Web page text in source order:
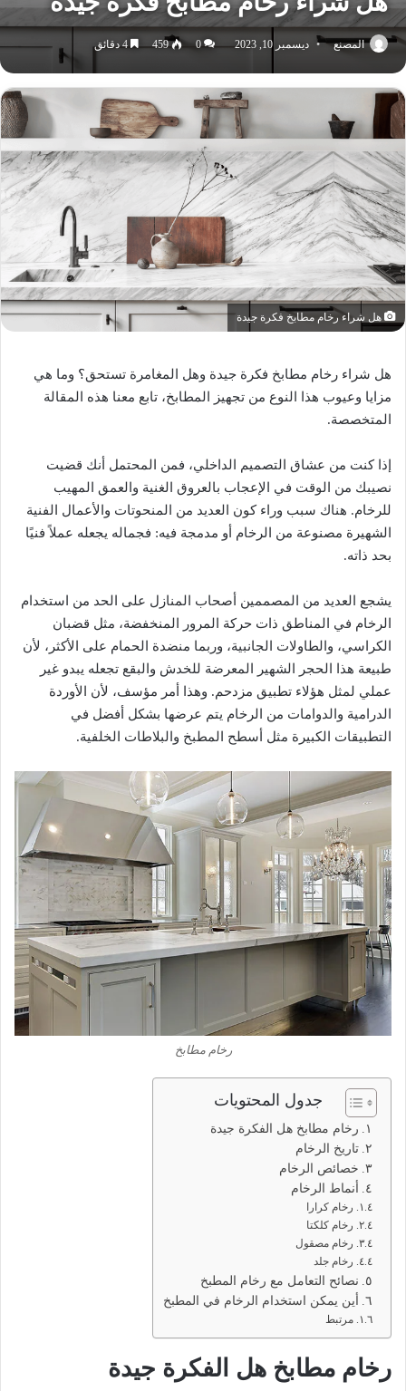
المصنع ديسمبر 10, 2023 0
459 4 دقائق
هل شراء رخام مطابخ فكرة جيدة
هل شراء رخام مطابخ فكرة جيدة وهل المغامرة تستحق؟ وما هي
مزايا وعيوب هذا النوع من تجهيز المطابخ، تابع معنا هذه المقالة
المتخصصة.
إذا كنت من عشاق التصميم الداخلي، فمن المحتمل أنك قضيت
نصيبك من الوقت في الإعجاب بالعروق الغنية والعمق المهيب
للرخام. هناك سبب وراء كون العديد من المنحوتات والأعمال الفنية
الشهيرة مصنوعة من الرخام أو مدمجة فيه: فجماله يجعله عملاً فنيًا
بحد ذاته.
يشجع العديد من المصممين أصحاب المنازل على الحد من استخدام
الرخام في المناطق ذات حركة المرور المنخفضة، مثل قضبان
الكراسي، والطاولات الجانبية، وربما منضدة الحمام على الأكثر، لأن
طبيعة هذا الحجر الشهير المعرضة للخدش والبقع تجعله يبدو غير
عملي لمثل هؤلاء تطبيق مزدحم. وهذا أمر مؤسف، لأن الأوردة
الدرامية والدوامات من الرخام يتم عرضها بشكل أفضل في
التطبيقات الكبيرة مثل أسطح المطبخ والبلاطات الخلفية.
رخام مطابخ
جدول المحتويات
رخام مطابخ هل الفكرة جيدة
تاريخ الرخام
خصائص الرخام
أنماط الرخام
رخام كرارا
رخام كلكتا
رخام مصقول
رخام جلد
نصائح التعامل مع رخام المطبخ
أين يمكن استخدام الرخام في المطبخ
مرتبط
رخام مطابخ هل الفكرة جيدة